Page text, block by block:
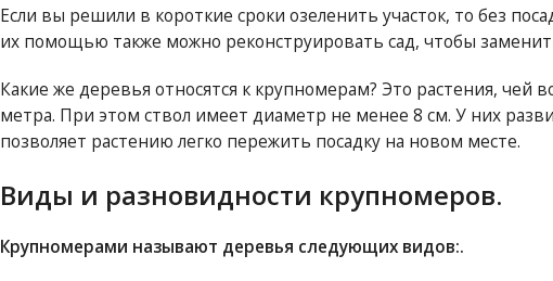
Если вы решили в короткие сроки озеленить участок, то без
их помощью также можно реконструировать сад, чтобы
Какие же деревья относятся к крупномерам? Это растения, чей
метра. При этом ствол имеет диаметр не менее 8 см. У них
позволяет растению легко пережить посадку на новом месте.
Виды и разновидности крупномеров.
Крупномерами называют деревья следующих видов:.